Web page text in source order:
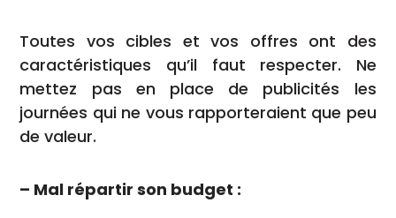
Toutes vos cibles et vos offres ont des
caractéristiques qu’il faut respecter. Ne
mettez pas en place de publicités les
journées qui ne vous rapporteraient que peu
de valeur.
– Mal répartir son budget :